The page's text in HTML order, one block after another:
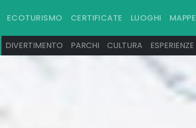
ECOTURISMO CERTIFICATE LUOGHI MAPPE
DIVERTIMENTO PARCHI CULTURA ESPERIENZE